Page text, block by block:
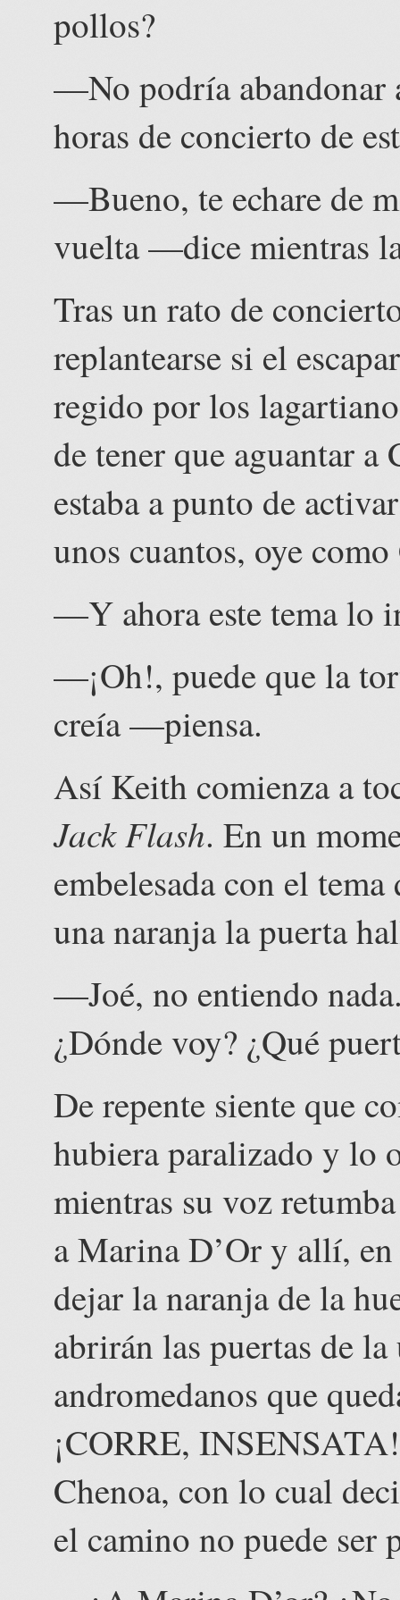
pollos?
—No podría abandonar
horas de concierto de
—Bueno, te echare de
vuelta —dice mientras
Tras un rato de
replantearse si el
regido por los
de tener que aguantar
estaba a punto de
unos cuantos, oye
—Y ahora este tema lo
—¡Oh!, puede que la
creía —piensa.
Así Keith comienza a
Jack Flash. En un
embelesada con el
una naranja la puerta
—Joé, no entiendo
¿Dónde voy? ¿Qué
De repente siente que
hubiera paralizado y lo
mientras su voz
a Marina D’Or y allí,
dejar la naranja de la
abrirán las puertas de
andromedanos que
¡CORRE,
Chenoa, con lo cual
el camino no puede ser